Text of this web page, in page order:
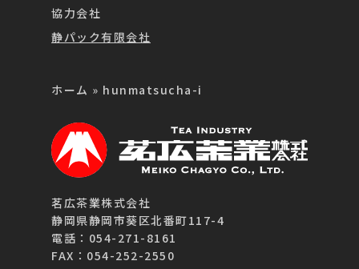
協力会社
静パック有限会社
ホーム » hunmatsucha-i
茗広茶業株式会社
静岡県静岡市葵区北番町117-4
電話：054-271-8161
FAX：054-252-2550